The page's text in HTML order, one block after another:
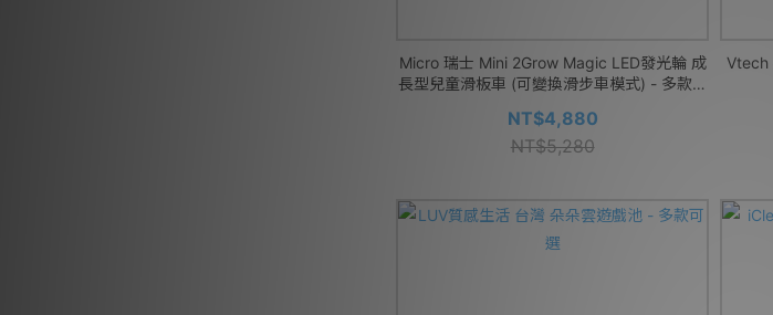
Micro 瑞士 Mini 2Grow Magic LED發光輪 成
長型兒童滑板車 (可變換滑步車模式) - 多款可
NT$4,880
NT$5,280
Vtech